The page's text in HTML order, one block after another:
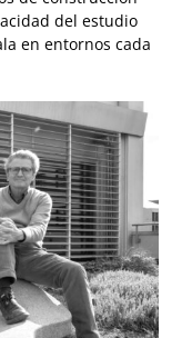
del estudio
en entornos cada